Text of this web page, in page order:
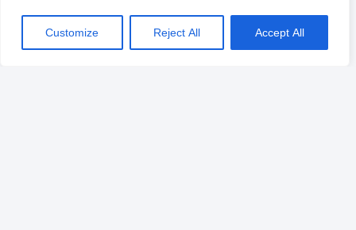
Customize Reject All Accept All